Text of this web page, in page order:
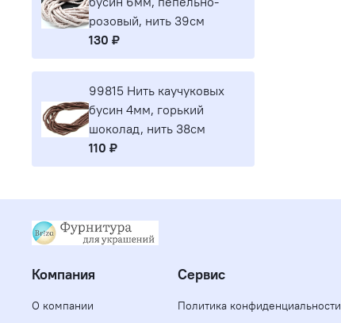
розовый, нить 39см
130 ₽
99815 Нить каучуковых
бусин 4мм, горький
шоколад, нить 38см
110 ₽
Компания
О компании
Сервис
Политика конфиденциальности